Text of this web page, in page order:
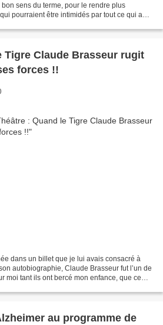
sens du terme, pour le rendre plus
pourraient être intimidés par tout ce qui a
Tigre Claude Brasseur rugit
forces !!
dans un billet que je lui avais consacré à
autobiographie, Claude Brasseur fut l’un de
moi tant ils ont bercé mon enfance, que ce
au programme de